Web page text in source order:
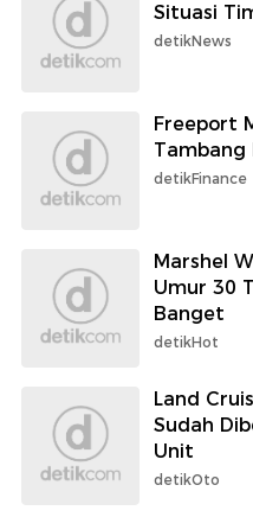
Situasi
detikNews
Freeport
Tambang
detikFinance
Marshel
Umur 30
Banget
detikHot
Land
Sudah
Unit
detikOto